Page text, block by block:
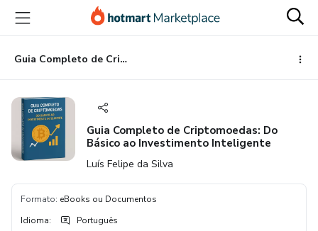
para
conteúdo
principal
para
pagamento
para
rodapé
Guia Completo de Criptomoedas: Do Básico ao Investimento Inteligente
Guia Completo de Criptomoedas: Do
Básico ao Investimento Inteligente
Luís Felipe da Silva
Formato: eBooks ou Documentos
Idioma: Português